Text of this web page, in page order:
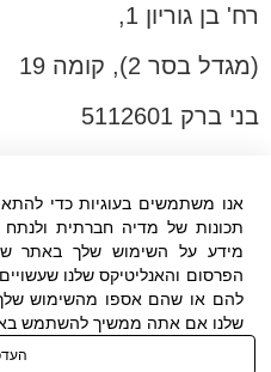
רח' בן גוריון 1,
(מגדל בסר 2), קומה 19
בני ברק 5112601
פקס:03-6005531
דוא"ל:office@dwo.co.il
אנו משתמשים בעוגיות כדי
תכונות של מדיה חברתית
מידע על השימוש שלך באתר
הפרסום והאנליטיקס שלנו
להם או שהם אספו מהשימוש
שלנו אם אתה ממשיך להשתמש